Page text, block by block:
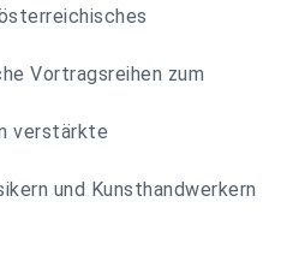
Vortragsreihen zum
verstärkte
und Kunsthandwerkern